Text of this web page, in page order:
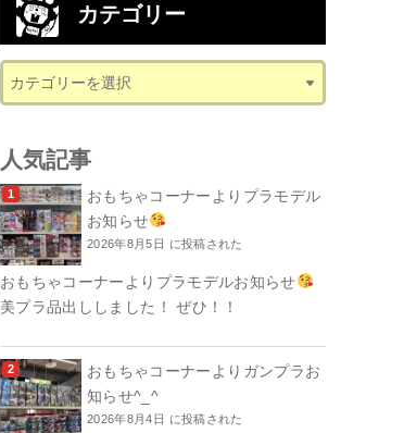
カテゴリー
人気記事
おもちゃコーナーよりプラモデル
お知らせ
2026年8月5日 に投稿された
おもちゃコーナーよりプラモデルお知らせ
美プラ品出ししました！ ぜひ！！
おもちゃコーナーよりガンプラお
知らせ^_^
2026年8月4日 に投稿された